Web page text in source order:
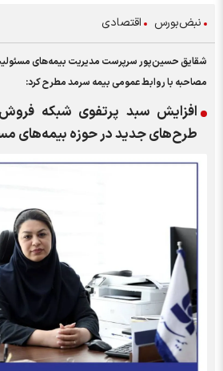
نبض‌بورس اقتصادی
شقایق حسین‌پور سرپرست مدیریت بیمه‌های
مصاحبه با روابط عمومی بیمه سرمد مطرح کرد:
افزایش سبد پرتفوی شبکه فروش
طرح‌های جدید در حوزه بیمه‌های